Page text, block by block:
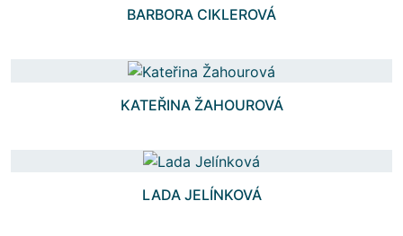
BARBORA CIKLEROVÁ
KATEŘINA ŽAHOUROVÁ
LADA JELÍNKOVÁ